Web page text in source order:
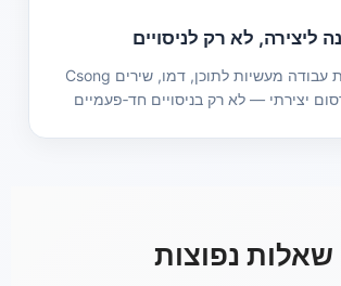
ליצירה, לא רק לניסויים
Csong תומך בזרימות עבודה מעשיות לתוכן, דמו, שירים
שאלות נפוצות